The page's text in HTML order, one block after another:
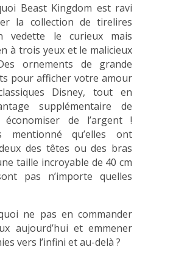
Beast Kingdom est ravi
la collection de tirelires
vedette le curieux mais
à trois yeux et le malicieux
ornements de grande
pour afficher votre amour
Disney, tout en
supplémentaire de
de l’argent !
mentionné qu’elles ont
des têtes ou des bras
taille incroyable de 40 cm
pas n’importe quelles
ne pas en commander
aujourd’hui et emmener
vers l’infini et au-delà ?